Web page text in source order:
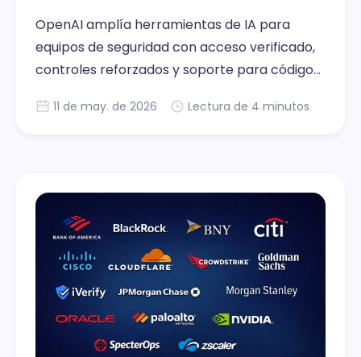
OpenAI amplía herramientas de IA para
equipos de seguridad con acceso verificado,
controles reforzados y soporte para código
11 de may. de 2026 Lectura de 4 minutos